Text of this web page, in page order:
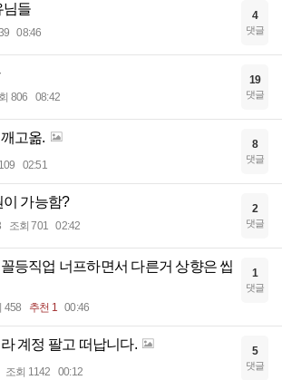
님들
08:46
4
댓글
806 08:42
19
댓글
고옮.
02:51
8
댓글
이 가능함?
조회 701 02:42
2
댓글
등직업 너프하면서 다른거 상향은 씹
458 추천 1 00:46
1
댓글
계정 팔고 떠납니다.
조회 1142 00:12
5
댓글